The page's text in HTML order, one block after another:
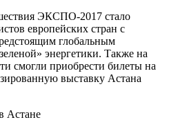
ЭКСПО-2017 стало
европейских стран с
глобальным
энергетики. Также на
смогли приобрести билеты на
выставку Астана
Астане